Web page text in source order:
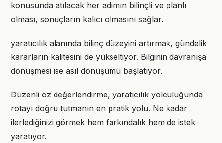
konusunda atılacak her adımın bilinçli ve planlı
olması, sonuçların kalıcı olmasını sağlar.
yaratıcılık alanında bilinç düzeyini artırmak, gündelik
kararların kalitesini de yükseltiyor. Bilginin davranışa
dönüşmesi ise asıl dönüşümü başlatıyor.
Düzenli öz değerlendirme, yaratıcılık yolculuğunda
rotayı doğru tutmanın en pratik yolu. Ne kadar
ilerlediğinizi görmek hem farkındalık hem de istek
yaratıyor.